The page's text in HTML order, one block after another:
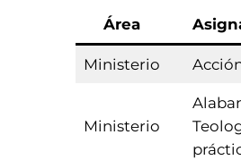
Área
Ministerio
Ministerio